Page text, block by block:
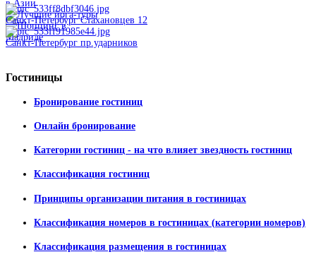
Санкт-Петербург Стахановцев 12
Санкт-Петербург пр.ударников
Гостиницы
Бронирование гостиниц
Онлайн бронирование
Категории гостиниц - на что влияет звездность гостиниц
Классификация гостиниц
Принципы организации питания в гостиницах
Классификация номеров в гостиницах (категории номеров)
Классификация размещения в гостиницах